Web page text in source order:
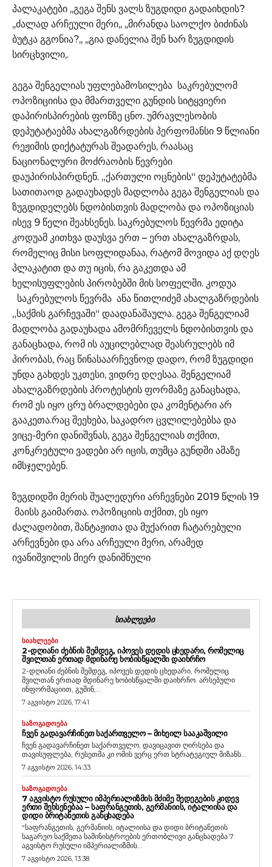
პალაკატები ,,გეგა შენს ვალს ზუგდიდი გადაიხდის?
,,ძალად არჩეული მერი,, ,,მირანდა საოლქო ბიძინას
ბუტკა გგონია?,, ,,გია დანელია შენ ხარ ზუგდიდის
სირცხვილი,.
გეგა შენგელიას უფლებამოსილება საკრებულომ
ოპოზიციისა და მმართველი გუნდის სიტყვიერი
დაპირისპირების ფონზე ცნო. უმრავლესობის
დეპუტატაებმა ახალგაზრდების პერფომანსი 9 წლიანი
რეჟიმის დიქტატურას შეადარეს, რაასაც
ნაციონალური მოძრაობის წევრები
დაუპირისპირდნენ. „ქართული ოცნების“ დეპუტატებმა
სათითაოდ გადაუხადეს მადლობა გეგა შენგელიას და
ზუგდიდელებს ნდობისთვის მადლობა და ოპოზიციას
ისევ 9 წელი შეახსენეს. საკრებულოს წევრმა ედიტა
კოდუამ კითხვა დაუსვა ერთ – ერთ ახალგაზრდას,
რომელიც მისი სოფლიდანაა, რატომ მოვიდა აქ დღეს
პლაკატით და თუ იცის, რა გაკეთდა ამ
ხელისუფლების პირობებში მის სოფელში. კოდუა
საკრებულოს წევრმა ანა წითლიძემ ახალგაზრდების
„საქმის გარჩევაში“ დაადანაშაულა. გეგა შენგელიამ
მადლობა გადაუხადა ამომრჩეველს ნდობისთვის და
განაცხადა, რომ ის აუცილებლად შეასრულებს იმ
პირობას, რაც წინასაარჩევნოდ დადო, რომ ზუგდიდი
უნდა გახდეს უკთესი, ვიდრე დღესაა. შენგელიამ
ახალგაზრდების პროტესტის ფორმაზე განაცხადა,
რომ ეს იყო ცრუ ბრალდებები და კომენტარი არ
გააკეთა.რაც შეეხება, საკადრო ცვლილებებსა და
ვიცე-მერი დანიშვნას, გეგა შენგელიას თქმით,
კონკრეტული ვადები არ იცის, თუმცა გუნდში ამაზე
იმსჯელებენ.
ზუგდიდში მერის შუალედური არჩევნები 2019 წლის 19
მაისს გაიმართა. ოპოზიციის თქმით, ეს იყო
ძალადობით, შანტაჟითა და მუქარით ჩატარებული
არჩევნები და არა არჩეული მერი, არამედ
ივანიშვილის მიერ დანიშნული
ᲡᲘᲐᲮᲚᲔᲔᲑᲘ
ᲡᲘᲐᲮᲚᲔᲔᲑᲘ
2-ᲓᲦᲘᲐᲜᲘ ᲫᲔᲑᲜᲘᲡ ᲨᲔᲛᲓᲔᲒ, ᲘᲞᲝᲕᲔᲡ ᲓᲔᲓᲘᲡ ᲪᲮᲔᲓᲐᲠᲘ, ᲠᲝᲛᲔᲚᲘᲪ
ᲨᲕᲘᲚᲗᲐᲜ ᲔᲠᲗᲐᲓ ᲛᲓᲘᲜᲐᲠᲔ ᲮᲝᲑᲘᲡᲬᲧᲐᲚᲨᲘ ᲓᲐᲘᲮᲠᲩᲝ
2-დღიანი ძებნის შემდეგ, იპოვეს დედის ცხედარი, რომელიც
შვილთან ერთად მდინარე ხობისწყალში დაიხრჩო. არსებული
ინფორმაციით, გუშინ,...
7 აგვისტო 2026, 17:41
ᲡᲐᲖᲝᲒᲐᲓᲝᲔᲑᲐ
ᲩᲕᲔᲜ ᲒᲐᲓᲐᲕᲐᲠᲩᲘᲜᲔᲗ ᲡᲐᲥᲐᲠᲗᲕᲔᲚᲝ – ᲛᲘᲮᲔᲘᲚ ᲡᲐᲐᲙᲐᲨᲕᲘᲚᲘ
ჩვენ გადავარჩინეთ საქართველო, დავიცავით ღირსება და
თავისუფლება, რუსეთმა კი ომის ვერც ერთ სტრატეგიულ მიზანს...
7 აგვისტო 2026, 14:33
ᲡᲐᲖᲝᲒᲐᲓᲝᲔᲑᲐ
7 ᲐᲒᲕᲘᲡᲢᲝ ᲠᲣᲡᲣᲚᲘ ᲘᲛᲞᲔᲠᲘᲐᲚᲘᲖᲛᲘᲡ ᲛᲫᲘᲛᲔ ᲨᲔᲓᲔᲒᲔᲑᲘᲡ ᲙᲘᲓᲔᲕ
ᲔᲠᲗᲘ ᲨᲔᲮᲡᲔᲜᲔᲑᲐᲐ – ᲡᲐᲤᲠᲐᲜᲒᲔᲗᲘᲡ, ᲒᲔᲠᲛᲐᲜᲘᲘᲡ, ᲘᲢᲐᲚᲘᲘᲡᲐ ᲓᲐ
ᲓᲘᲓᲘ ᲑᲠᲘᲢᲐᲜᲔᲗᲘᲡ ᲒᲐᲜᲪᲮᲐᲓᲔᲑᲐ
“საფრანგეთის, გერმანიის, იტალიისა და დიდი ბრიტანეთის
საგარეო საქმეთა სამინისტროების ერთობლივი განცხადება 7
აგვისტო რუსული იმპერიალიზმის...
7 აგვისტო 2026, 13:38